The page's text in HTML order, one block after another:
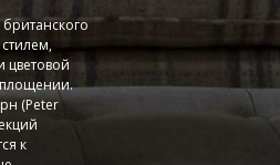
цветовой
(Peter
к